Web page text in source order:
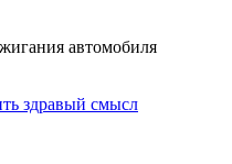
автомобиля
здравый смысл